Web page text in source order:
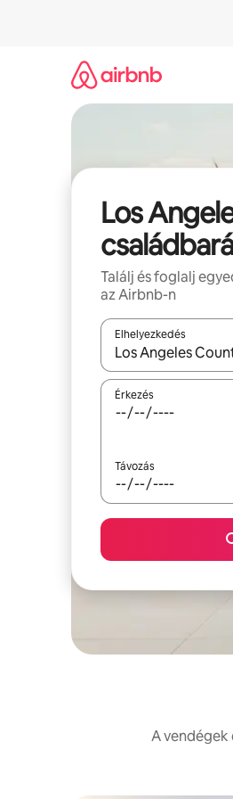
Los
Találj és foglalj
az Airbnb-n
Elhelyezkedés
Az eredmények
Érkezés
Távozás
A